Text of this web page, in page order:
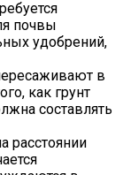
почвы
удобрений,
в
как грунт
составлять
расстоянии